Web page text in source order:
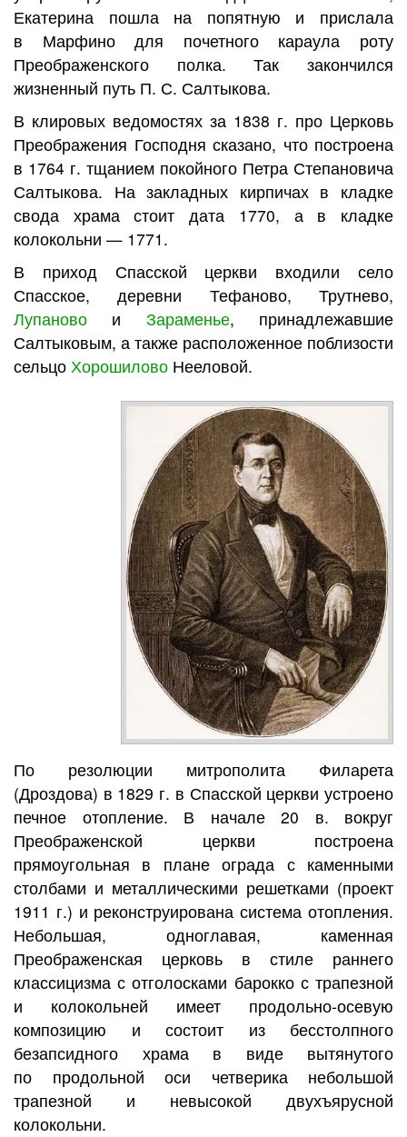
Екатерина пошла на попятную и прислала
в Марфино для почетного караула роту
Преображенского полка. Так закончился
жизненный путь П. С. Салтыкова.
В клировых ведомостях за 1838 г. про Церковь
Преображения Господня сказано, что построена
в 1764 г. тщанием покойного Петра Степановича
Салтыкова. На закладных кирпичах в кладке
свода храма стоит дата 1770, а в кладке
колокольни — 1771.
В приход Спасской церкви входили село
Спасское, деревни Тефаново, Трутнево,
Лупаново и Зараменье, принадлежавшие
Салтыковым, а также расположенное поблизости
сельцо Хорошилово Нееловой.
По резолюции митрополита Филарета
(Дроздова) в 1829 г. в Спасской церкви устроено
печное отопление. В начале 20 в. вокруг
Преображенской церкви построена
прямоугольная в плане ограда с каменными
столбами и металлическими решетками (проект
1911 г.) и реконструирована система отопления.
Небольшая, одноглавая, каменная
Преображенская церковь в стиле раннего
классицизма с отголосками барокко с трапезной
и колокольней имеет продольно-осевую
композицию и состоит из бесстолпного
безапсидного храма в виде вытянутого
по продольной оси четверика небольшой
трапезной и невысокой двухъярусной
колокольни.